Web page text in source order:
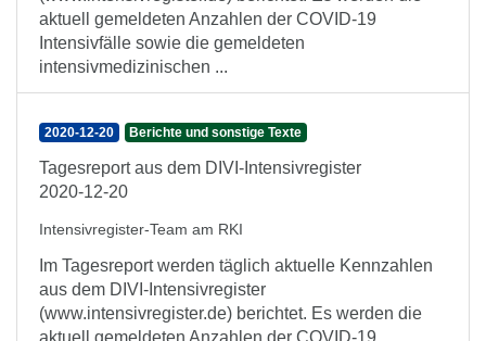
aktuell gemeldeten Anzahlen der COVID-19
Intensivfälle sowie die gemeldeten
intensivmedizinischen ...
2020-12-20 Berichte und sonstige Texte
Tagesreport aus dem DIVI-Intensivregister
2020-12-20
Intensivregister-Team am RKI
Im Tagesreport werden täglich aktuelle Kennzahlen
aus dem DIVI-Intensivregister
(www.intensivregister.de) berichtet. Es werden die
aktuell gemeldeten Anzahlen der COVID-19